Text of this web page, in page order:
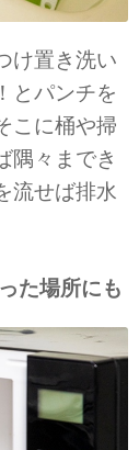
け置き洗い
とパンチを
こに桶や掃
隅々までき
流せば排水
た場所にも